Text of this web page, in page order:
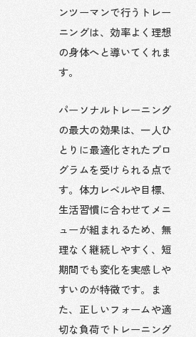
ンツーマンで行うトレー
ニングは、効率よく理想
の身体へと導いてくれま
す。
パーソナルトレーニング
の最大の効果は、一人ひ
とりに最適化されたプロ
グラムを受けられる点で
す。体力レベルや目標、
生活習慣に合わせてメニ
ューが組まれるため、無
理なく継続しやすく、短
期間でも変化を実感しや
すいのが特徴です。ま
た、正しいフォームや適
切な負荷でトレーニング